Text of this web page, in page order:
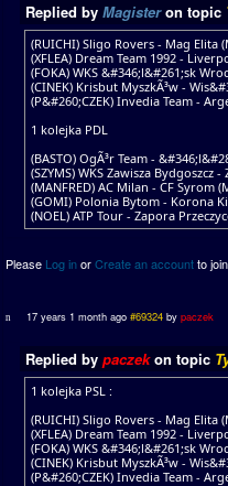
Replied by Magisteron topic
(RUICHI) Sligo Rovers - Mag Elita
(XFLEA) Dream Team 1992 -
(FOKA) WKS &#346;l&#261;sk
(CINEK) Krisbut MyszkÃ³w -
(P&#260;CZEK) Invedia Team -
1 kolejka PDL
(BASTO) OgÃ³r Team -
(SZYMS) WKS Zawisza Bydgoszcz
(MANFRED) AC Milan - CF Syrom
(GOMI) Polonia Bytom - Korona
(NOEL) ATP Tour - Zapora
Please Log inorCreate an accountto
17 years 1 month ago #69324 bypaczek
Replied by paczekon topic
1 kolejka PSL :
(RUICHI) Sligo Rovers - Mag Elita
(XFLEA) Dream Team 1992 -
(FOKA) WKS &#346;l&#261;sk
(CINEK) Krisbut MyszkÃ³w -
(P&#260;CZEK) Invedia Team -